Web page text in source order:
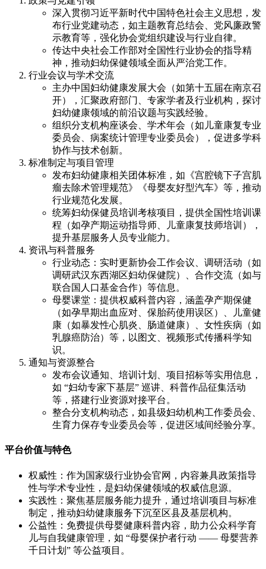
深入贯彻习近平新时代中国特色社会主义思想，发
布行业党建动态，如主题教育总结会、党风廉政警
示教育等，强化协会党组织建设与行业自律。
传达中央社会工作部对全国性行业协会的指导精
神，推动妇幼保健领域全面从严治党工作。
行业会议与学术交流
主办中国妇幼健康发展大会（如第十五届在南京召
开），汇聚政府部门、专家学者及行业机构，探讨
妇幼健康领域的前沿议题与实践经验。
组织分支机构座谈会、学术年会（如儿童康复专业
委员会、病案统计管理专业委员会），促进多学科
协作与技术创新。
标准制定与项目管理
发布妇幼健康相关团体标准，如《宫腔镜下子宫肌
瘤去除术管理规范》《母婴友好型汽车》等，推动
行业规范化发展。
统筹妇幼保健员培训考核项目，提供全国性培训课
程（如孕产期运动指导师、儿童康复技师培训），
提升基层服务人员专业能力。
资讯与科普服务
行业动态：实时更新协会工作会议、调研活动（如
调研武汉东西湖区妇幼保健院）、合作交流（如与
联合国人口基金合作）等信息。
母婴课堂：提供权威科普内容，涵盖孕产期保健
（如孕早期出血应对、保胎药使用误区）、儿童健
康（如暴发性心肌炎、肠道健康）、女性疾病（如
乳腺癌防治）等，以图文、视频形式传播科学知
识。
通知与资源整合
发布会议通知、培训计划、项目招标等实用信息，
如 “妇幼专家下基层” 巡讲、科普作品征集活动
等，搭建行业资源对接平台。
整合分支机构动态，如县级妇幼机构工作委员会、
生育力保存专业委员会等，促进区域间经验分享。
平台价值与特色
权威性：作为国家级行业协会官网，内容兼具政策指导
性与学术专业性，是妇幼保健领域的权威信息源。
实践性：聚焦基层服务能力提升，通过培训项目与标准
制定，推动妇幼健康服务下沉至区县及基层机构。
公益性：免费提供母婴健康科普内容，助力公众科学育
儿与自我健康管理，如 “母婴保护者行动 —— 母婴营养
千日计划” 等公益项目。